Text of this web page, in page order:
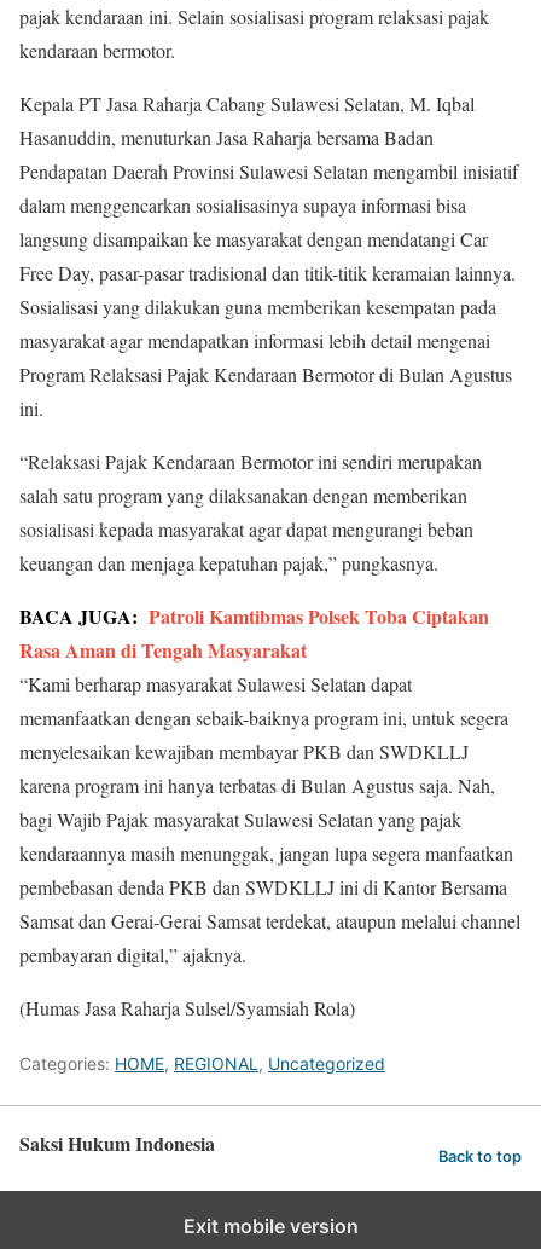
pajak kendaraan ini. Selain sosialisasi program relaksasi pajak
kendaraan bermotor.
Kepala PT Jasa Raharja Cabang Sulawesi Selatan, M. Iqbal
Hasanuddin, menuturkan Jasa Raharja bersama Badan
Pendapatan Daerah Provinsi Sulawesi Selatan mengambil inisiatif
dalam menggencarkan sosialisasinya supaya informasi bisa
langsung disampaikan ke masyarakat dengan mendatangi Car
Free Day, pasar-pasar tradisional dan titik-titik keramaian lainnya.
Sosialisasi yang dilakukan guna memberikan kesempatan pada
masyarakat agar mendapatkan informasi lebih detail mengenai
Program Relaksasi Pajak Kendaraan Bermotor di Bulan Agustus
ini.
“Relaksasi Pajak Kendaraan Bermotor ini sendiri merupakan
salah satu program yang dilaksanakan dengan memberikan
sosialisasi kepada masyarakat agar dapat mengurangi beban
keuangan dan menjaga kepatuhan pajak,” pungkasnya.
BACA JUGA: Patroli Kamtibmas Polsek Toba Ciptakan
Rasa Aman di Tengah Masyarakat
“Kami berharap masyarakat Sulawesi Selatan dapat
memanfaatkan dengan sebaik-baiknya program ini, untuk segera
menyelesaikan kewajiban membayar PKB dan SWDKLLJ
karena program ini hanya terbatas di Bulan Agustus saja. Nah,
bagi Wajib Pajak masyarakat Sulawesi Selatan yang pajak
kendaraannya masih menunggak, jangan lupa segera manfaatkan
pembebasan denda PKB dan SWDKLLJ ini di Kantor Bersama
Samsat dan Gerai-Gerai Samsat terdekat, ataupun melalui channel
pembayaran digital,” ajaknya.
(Humas Jasa Raharja Sulsel/Syamsiah Rola)
Categories: HOME, REGIONAL , Uncategorized
Saksi Hukum Indonesia Back to top
Exit mobile version